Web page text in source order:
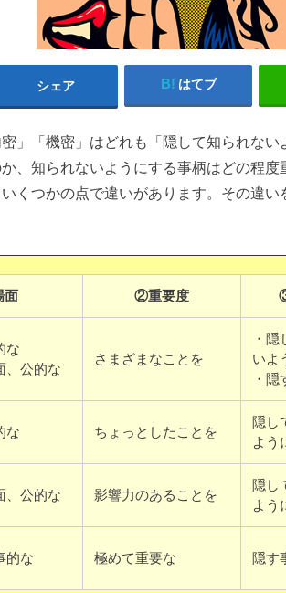
シェア はてブ
密」「機密」はどれも「隠して知られな
、知られないようにする事柄はどの程
くつかの点で違いがあります。その違
②重要度
な
、公的な
さまざまなことを
・
いよ
・
な ちょっとしたことを
隠し
よう
、公的な 影響力のあることを
隠し
よう
的な 極めて重要な 隠す